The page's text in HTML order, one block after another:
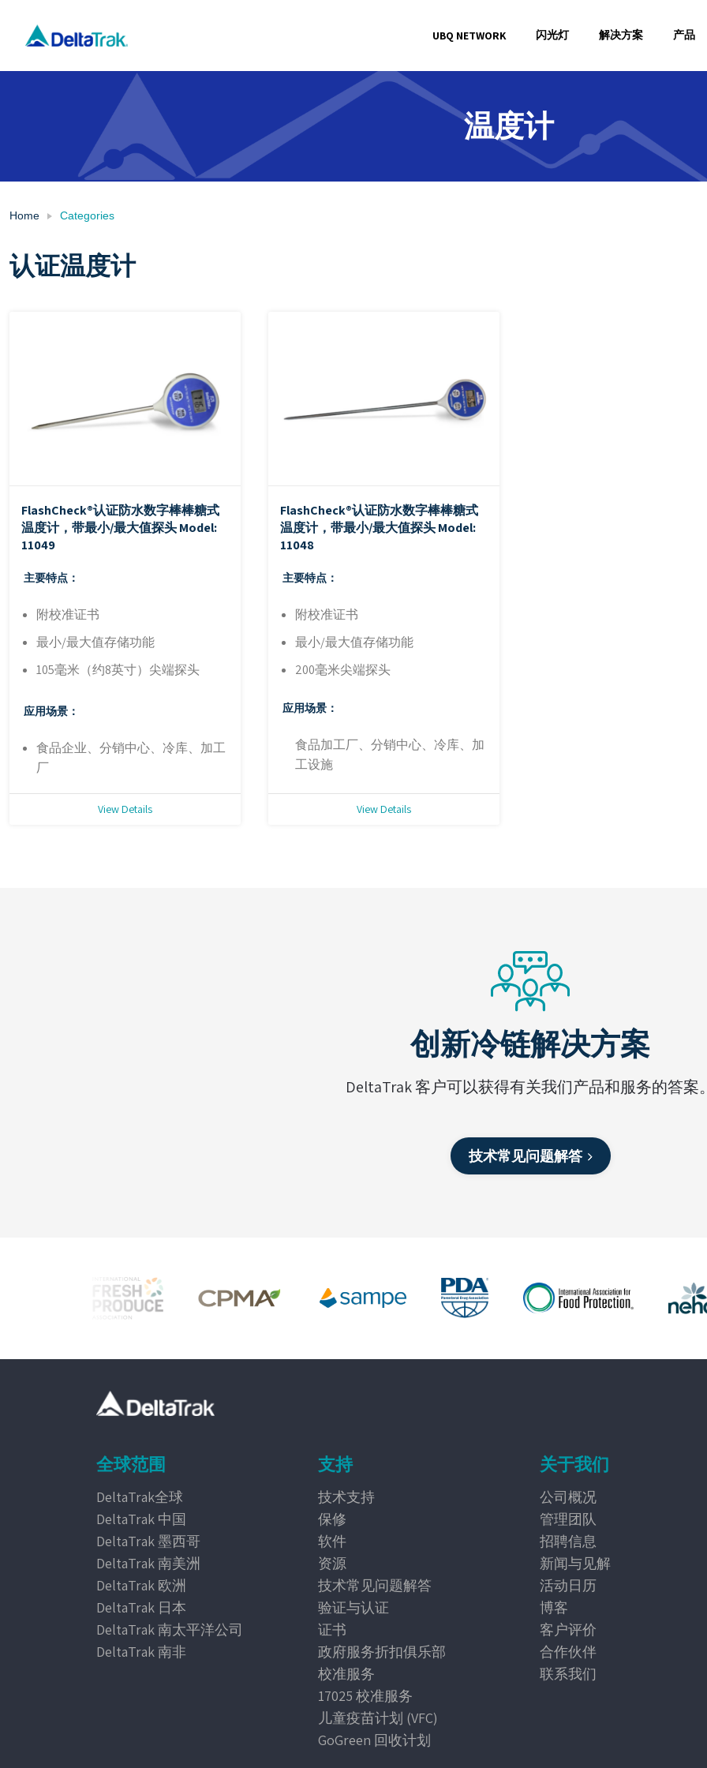
UBQ NETWORK 闪光灯 解决方案 产品
content
温度计
Home Categories
认证温度计
FlashCheck®认证防水数字棒棒糖式
温度计，带最小/最大值探头Model:
11049
主要特点：
附校准证书
最小/最大值存储功能
105毫米（约8英寸）尖端探头
应用场景：
食品企业、分销中心、冷库、加工
厂
View Details
FlashCheck®认证防水数字棒棒糖式
温度计，带最小/最大值探头Model:
11048
主要特点：
附校准证书
最小/最大值存储功能
200毫米尖端探头
应用场景：
食品加工厂、分销中心、冷库、加
工设施
View Details
创新冷链解决方案
DeltaTrak 客户可以获得有关我们产品和服务的答案
技术常见问题解答
全球范围
DeltaTrak全球
DeltaTrak 中国
DeltaTrak 墨西哥
DeltaTrak 南美洲
DeltaTrak 欧洲
DeltaTrak 日本
DeltaTrak 南太平洋公司
DeltaTrak 南非
支持
技术支持
保修
软件
资源
技术常见问题解答
验证与认证
证书
政府服务折扣俱乐部
校准服务
17025 校准服务
儿童疫苗计划 (VFC)
GoGreen 回收计划
关于我们
公司概况
管理团队
招聘信息
新闻与见解
活动日历
博客
客户评价
合作伙伴
联系我们